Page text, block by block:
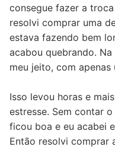
consegue fazer a
resolvi comprar uma
estava fazendo bem
acabou quebrando.
meu jeito, com
Isso levou horas e
estresse. Sem contar
ficou boa e eu acabei
Então resolvi comprar